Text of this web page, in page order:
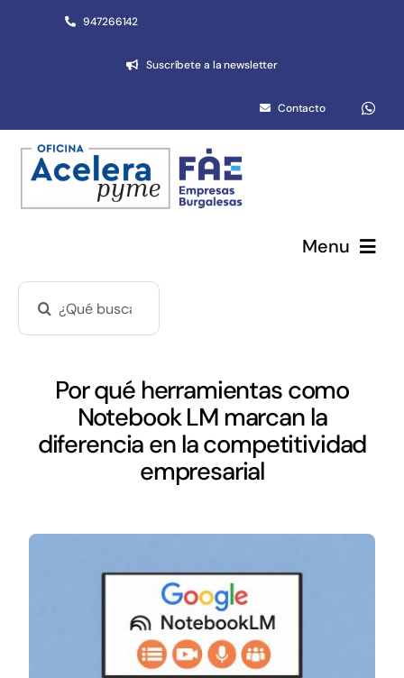
947266142
Suscríbete a la newsletter
Contacto
Menu
Networking
Antena Tecnológica
Conócenos
Por qué herramientas como
Notebook LM marcan la
diferencia en la competitividad
empresarial